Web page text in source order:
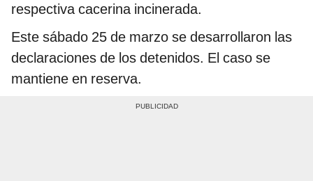
respectiva cacerina incinerada.
Este sábado 25 de marzo se desarrollaron las
declaraciones de los detenidos. El caso se
mantiene en reserva.